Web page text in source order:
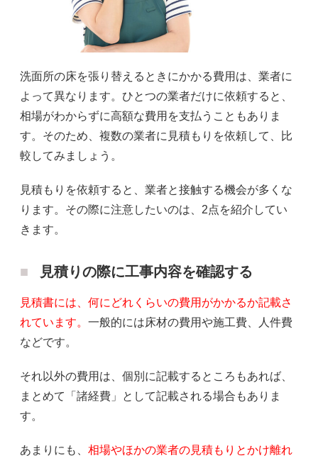
洗面所の床を張り替えるときにかかる費用は、業者に
よって異なります。ひとつの業者だけに依頼すると、
相場がわからずに高額な費用を支払うこともありま
す。そのため、複数の業者に見積もりを依頼して、比
較してみましょう。
見積もりを依頼すると、業者と接触する機会が多くな
ります。その際に注意したいのは、2点を紹介してい
きます。
見積りの際に工事内容を確認する
見積書には、何にどれくらいの費用がかかるか記載さ
れています。 一般的には床材の費用や施工費、人件費
などです。
それ以外の費用は、個別に記載するところもあれば、
まとめて「諸経費」として記載される場合もありま
す。
あまりにも、 相場やほかの業者の見積もりとかけ離れ